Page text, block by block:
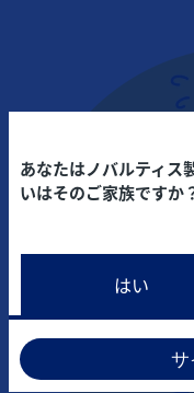
あなたはノバルティス
いはそのご家族ですか
はい
サ